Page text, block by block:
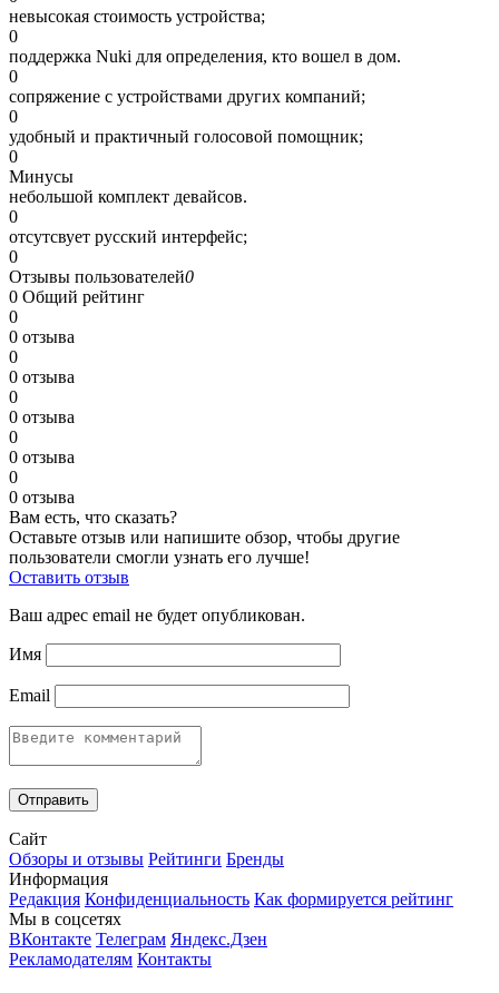
невысокая стоимость устройства;
0
поддержка Nuki для определения, кто вошел в дом.
0
сопряжение с устройствами других компаний;
0
удобный и практичный голосовой помощник;
0
Минусы
небольшой комплект девайсов.
0
отсутсвует русский интерфейс;
0
Отзывы пользователей0
0 Общий рейтинг
0
0 отзыва
0
0 отзыва
0
0 отзыва
0
0 отзыва
0
0 отзыва
Вам есть, что сказать?
Оставьте отзыв или напишите обзор, чтобы другие
пользователи смогли узнать его лучше!
Оставить отзыв
Ваш адрес email не будет опубликован.
Имя
Email
Сайт
Обзоры и отзывы Рейтинги Бренды
Информация
Редакция Конфиденциальность Как формируется рейтинг
Мы в соцсетях
ВКонтакте Телеграм Яндекс.Дзен
Рекламодателям Контакты